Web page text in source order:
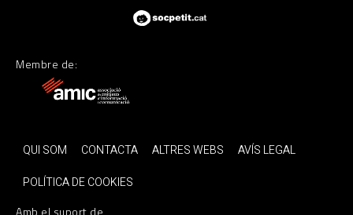
Membre de:
QUI SOM CONTACTA ALTRES WEBS
AVÍS LEGAL
POLÍTICA DE COOKIES
Amb el suport de